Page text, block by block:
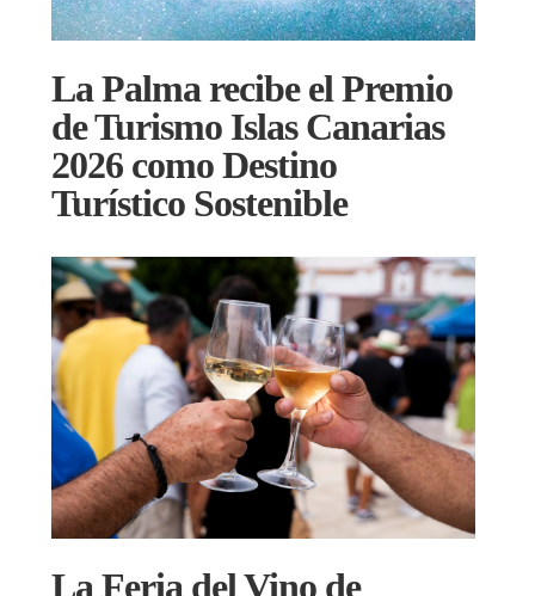
La Palma recibe el Premio
de Turismo Islas Canarias
2026 como Destino
Turístico Sostenible
La Feria del Vino de